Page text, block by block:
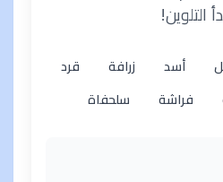
التلوين!
أسد زرافة قرد
فراشة سلحفاة